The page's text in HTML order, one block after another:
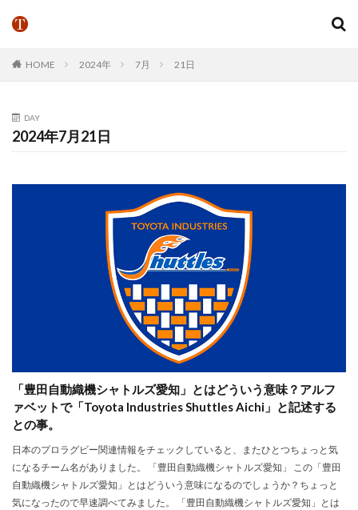
HOME 2024年 7月 21日
DAY
2024年7月21日
「豊田自動織機シャトルズ愛知」とはどういう意味？アルフ
ァベットで「Toyota Industries Shuttles Aichi」と記述する
との事。
日本のプロラグビー関連情報をチェックしていると、またひとつちょっと気
になるチーム名がありました。 「豊田自動織機シャトルズ愛知」 この「豊田
自動織機シャトルズ愛知」とはどういう意味になるのでしょうか？ちょっと
気になったので早速調べてみました。 「豊田自動織機シャトルズ愛知」とは